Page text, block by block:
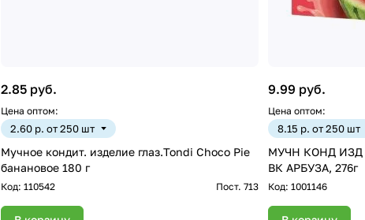
2.85 руб.
Цена оптом:
2.60 р. от 250 шт
Мучное кондит. изделие глаз.Tondi Choco Pie
банановое 180 г
Код: 110542 Пост. 713
9.99 руб.
Цена оптом:
8.15 р. от 250 шт
МУЧН КОНД ИЗД
ВК АРБУЗА, 276г
Код: 1001146